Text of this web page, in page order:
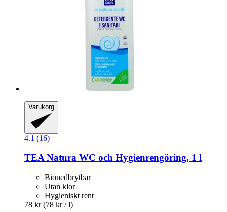
Varukorg
4.1 (16)
TEA Natura WC och Hygienrengöring, 1 l
Bionedbrytbar
Utan klor
Hygieniskt rent
78 kr (78 kr / l)